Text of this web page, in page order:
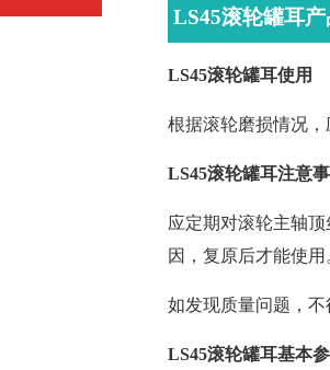
LS45滚轮罐耳
LS45滚轮罐耳使用
根据滚轮磨损情况
LS45滚轮罐耳注意
应定期对滚轮主轴
因，复原后才能使用
如发现质量问题，
LS45滚轮罐耳基本